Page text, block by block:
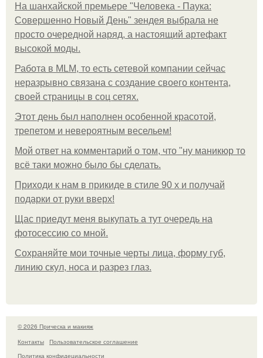
На шанхайской премьере "Человека - Паука:
Совершенно Новый День" зендея выбрала не
просто очередной наряд, а настоящий артефакт
высокой моды.
Работа в MLM, то есть сетевой компании сейчас
неразрывно связана с создание своего контента,
своей страницы в соц сетях.
Этот день был наполнен особенной красотой,
трепетом и невероятным весельем!
Мой ответ на комментарий о том, что "ну маникюр то
всё таки можно было бы сделать.
Приходи к нам в прикиде в стиле 90 х и получай
подарки от руки вверх!
Щас приедут меня выкупать а тут очередь на
фотосессию со мной.
Сохраняйте мои точные черты лица, форму губ,
линию скул, носа и разрез глаз.
© 2026 Прическа и макияж
Контакты
Пользовательское соглашение
Политика конфидециальности